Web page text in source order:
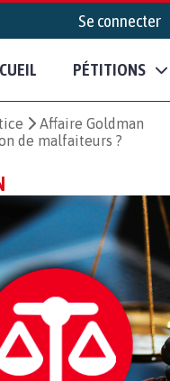
Se connecter
PÉTITIONS
Affaire Goldman
de malfaiteurs ?